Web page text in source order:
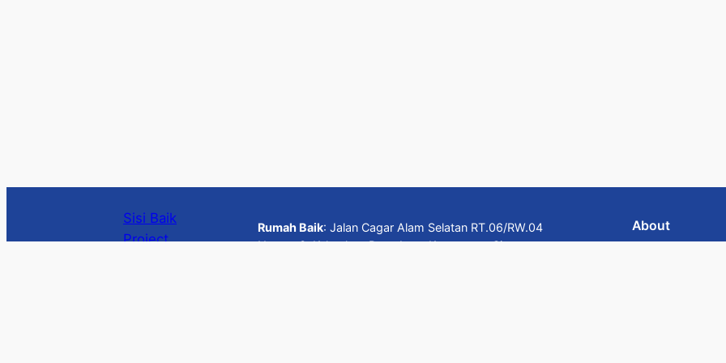
Sisi Baik
Project
Rumah Baik: Jalan Cagar Alam Selatan RT.06/RW.04
Nomor 3, Kelurahan Ratu Jaya, Kecamatan Cipayung,
About